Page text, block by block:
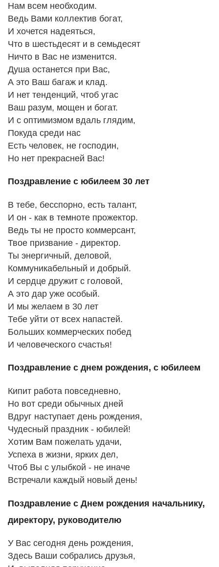
Нам всем необходим.
Ведь Вами коллектив богат,
И хочется надеяться,
Что в шестьдесят и в семьдесят
Ничто в Вас не изменится.
Душа останется при Вас,
А это Ваш багаж и клад.
И нет тенденций, чтоб угас
Ваш разум, мощен и богат.
И с оптимизмом вдаль глядим,
Покуда среди нас
Есть человек, не господин,
Но нет прекрасней Вас!
Поздравление с юбилеем 30 лет
В тебе, бесспорно, есть талант,
И он - как в темноте прожектор.
Ведь ты не просто коммерсант,
Твое призвание - директор.
Ты энергичный, деловой,
Коммуникабельный и добрый.
И сердце дружит с головой,
А это дар уже особый.
И мы желаем в 30 лет
Тебе уйти от всех напастей.
Больших коммерческих побед
И человеческого счастья!
Поздравление с днем рождения, с юбилеем
Кипит работа повседневно,
Но вот среди обычных дней
Вдруг наступает день рождения,
Чудесный праздник - юбилей!
Хотим Вам пожелать удачи,
Успеха в жизни, ярких дел,
Чтоб Вы с улыбкой - не иначе
Встречали каждый новый день!
Поздравление с Днем рождения начальнику,
директору, руководителю
У Вас сегодня день рождения,
Здесь Ваши собрались друзья,